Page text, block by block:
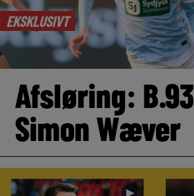
EKSKLUSIVT
Afsløring:
Simon Wæver
►